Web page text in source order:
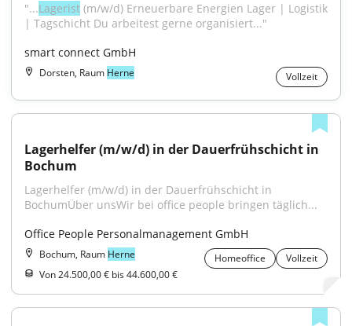
"...Lagerist (m/w/d) Erneuerbare Energien Lager | Logistik
| Tagschicht Du arbeitest gerne organisiert..."
smart connect GmbH
Dorsten, Raum Herne Vollzeit
Lagerhelfer (m/w/d) in der Dauerfrühschicht in
Bochum
Lagerhelfer (m/w/d) in der Dauerfrühschicht in
BochumÜber unsWir bei office people bringen täglich...
Office People Personalmanagement GmbH
Bochum, Raum Herne Homeoffice
Vollzeit
Von 24.500,00 € bis 44.600,00 €